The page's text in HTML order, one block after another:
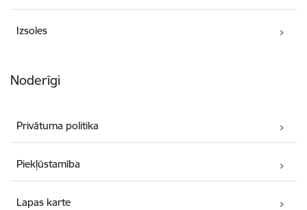
Izsoles
Noderīgi
Privātuma politika
Piekļūstamība
Lapas karte